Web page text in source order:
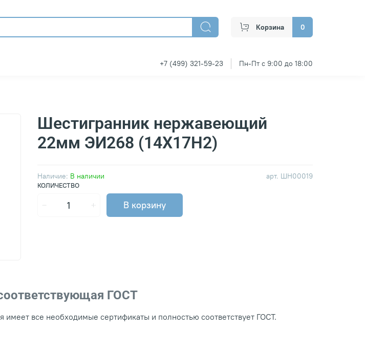
Корзина 0
+7 (499) 321-59-23 Пн-Пт с 9:00 до 18:00
арт. ШН00019
Наличие: В наличии
Шестигранник нержавеющий
22мм ЭИ268 (14Х17Н2)
КОЛИЧЕСТВО
В корзину
ГОСТ
все необходимые сертификаты и полностью соответствует ГОСТ.